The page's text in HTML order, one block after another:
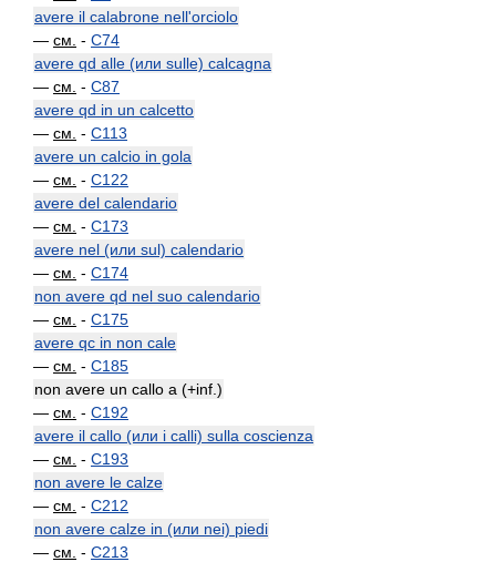
avere il calabrone nell'orciolo
— см. - C74
avere qd alle (или sulle) calcagna
— см. - C87
avere qd in un calcetto
— см. - C113
avere un calcio in gola
— см. - C122
avere del calendario
— см. - C173
avere nel (или sul) calendario
— см. - C174
non avere qd nel suo calendario
— см. - C175
avere qc in non cale
— см. - C185
non avere un callo a (+inf.)
— см. - C192
avere il callo (или i calli) sulla coscienza
— см. - C193
non avere le calze
— см. - C212
non avere calze in (или nei) piedi
— см. - C213